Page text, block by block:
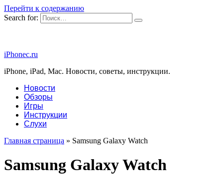
Перейти к содержанию
Search for:
iPhonec.ru
iPhone, iPad, Mac. Новости, советы, инструкции.
Новости
Обзоры
Игры
Инструкции
Слухи
Главная страница » Samsung Galaxy Watch
Samsung Galaxy Watch